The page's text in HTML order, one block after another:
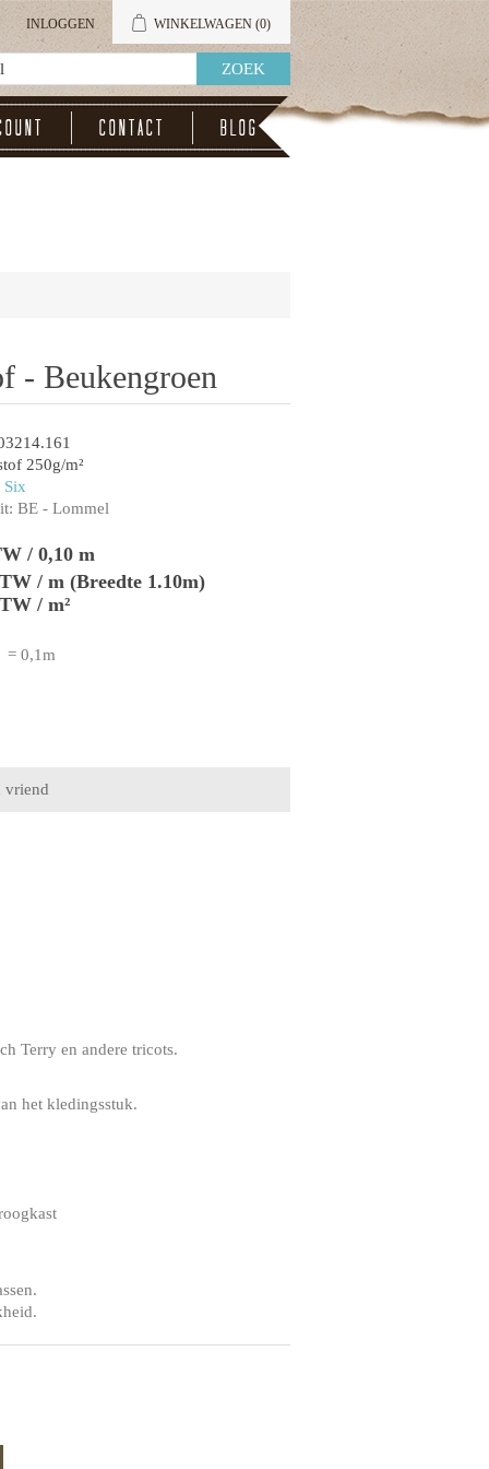
INLOGGEN WINKELWAGEN (0)
Contact Blog
- Beukengroen
250g/m²
Six
BE - Lommel
/ 0,10 m
/ m (Breedte 1.10m)
/ m²
= 0,1m
Terry en andere tricots.
het kledingsstuk.